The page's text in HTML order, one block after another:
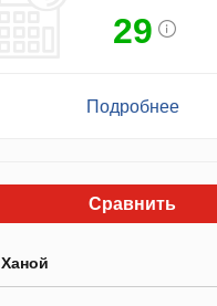
29
Подробнее
Сравнить
Ханой